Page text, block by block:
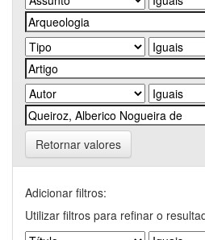
Retornar valores
Adicionar filtros:
Utilizar filtros para refinar o